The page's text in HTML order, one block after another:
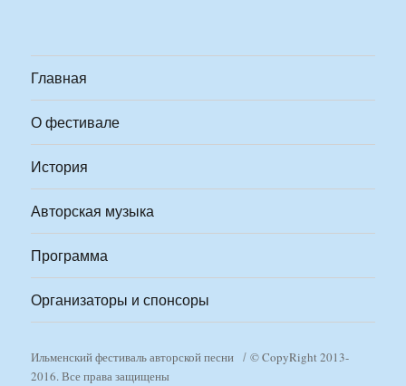
Главная
О фестивале
История
Авторская музыка
Программа
Организаторы и спонсоры
Ильменский фестиваль авторской песни
© CopyRight 2013-
2016. Все права защищены